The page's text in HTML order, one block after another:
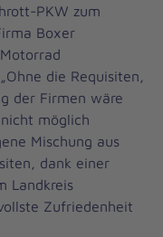
PKW zum
Boxer
die Requisiten,
der Firmen wäre
möglich
Mischung aus
dank einer
Landkreis
Zufriedenheit